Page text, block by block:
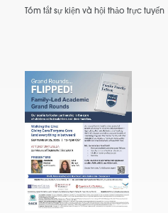
Tóm tắt sự kiện và hội thảo trực tuyến |